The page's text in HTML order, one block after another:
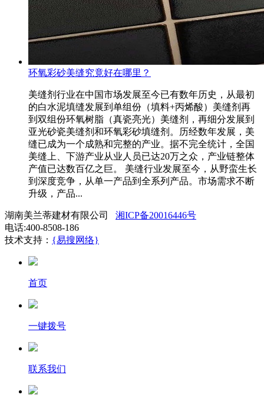
环氧彩砂美缝究竟好在哪里？
美缝剂行业在中国市场发展至今已有数年历史，从最初
的白水泥填缝发展到单组份（填料+丙烯酸）美缝剂再
到双组份环氧树脂（真瓷亮光）美缝剂，再细分发展到
亚光砂瓷美缝剂和环氧彩砂填缝剂。历经数年发展，美
缝已成为一个成熟和完整的产业。据不完全统计，全国
美缝上、下游产业从业人员已达20万之众，产业链整体
产值已达数百亿之巨。 美缝行业发展至今，从野蛮生长
到深度竞争，从单一产品到全系列产品。市场需求不断
升级，产品...
湖南美兰蒂建材有限公司 湘ICP备20016446号
电话:400-8508-186
技术支持： {易搜网络}
首页
一键拨号
联系我们